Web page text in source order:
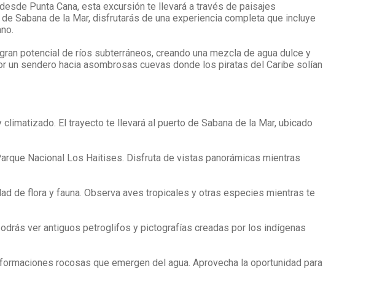
Punta Cana, esta excursión te llevará a través de paisajes
Sabana de la Mar, disfrutarás de una experiencia completa que incluye
potencial de ríos subterráneos, creando una mezcla de agua dulce y
sendero hacia asombrosas cuevas donde los piratas del Caribe solían
El trayecto te llevará al puerto de Sabana de la Mar, ubicado
Nacional Los Haitises. Disfruta de vistas panorámicas mientras
de flora y fauna. Observa aves tropicales y otras especies mientras te
ver antiguos petroglifos y pictografías creadas por los indígenas
rocosas que emergen del agua. Aprovecha la oportunidad para